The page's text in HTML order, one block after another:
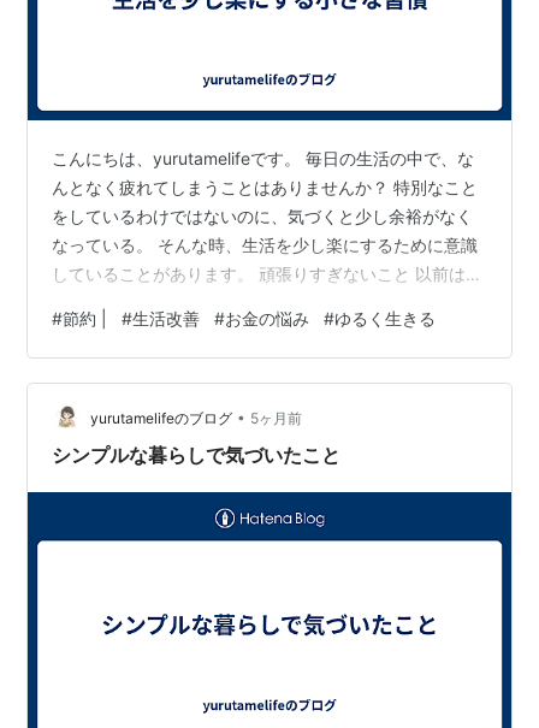
こんにちは、yurutamelifeです。 毎日の生活の中で、な
んとなく疲れてしまうことはありませんか？ 特別なこと
をしているわけではないのに、気づくと少し余裕がなく
なっている。 そんな時、生活を少し楽にするために意識
していることがあります。 頑張りすぎないこと 以前は、
も、すべてを完璧にやろうとするとそれだけで疲れてし
まいます。 だから最近は、少し力を抜くことを意識して
います。 やることを減らす 生活を楽にするために、新し
いことを増やすよりもやることを減らす方が効果的でし
た。 必要のないことを少しずつ減らすだけで、気持ちに
#節約 | #生活改善 #お金の悩み #ゆるく生きる
yurutamelifeのブログ • 5ヶ月前
シンプルな暮らしで気づいたこと